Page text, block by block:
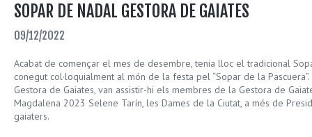
SOPAR DE NADAL GESTORA DE GAIATES
09/12/2022
Acabat de començar el mes de desembre, tenia lloc el tradicional
conegut col·loquialment al món de la festa pel “Sopar de la
Gestora de Gaiates, van assistir-hi els membres de la Gestora de
Magdalena 2023 Selene Tarín, les Dames de la Ciutat, a més de
gaiaters.